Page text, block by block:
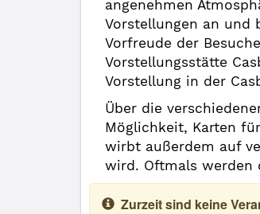
angenehmen
Vorstellungen an und
Vorfreude der
Vorstellungsstätte
Vorstellung in der
Über die
Möglichkeit, Karten
wirbt außerdem auf
wird. Oftmals werden
Zurzeit sind keine